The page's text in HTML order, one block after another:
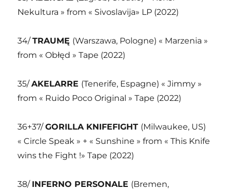
Nekultura » from « Sivoslavija» LP (2022)
34/TRAUMĘ (Warszawa, Pologne) « Marzenia »
from « Obłęd » Tape (2022)
35/AKELARRE (Tenerife, Espagne) « Jimmy »
from « Ruido Poco Original » Tape (2022)
36+37/GORILLA KNIFEFIGHT (Milwaukee, US)
« Circle Speak » + « Sunshine » from « This Knife
wins the Fight !» Tape (2022)
38/ INFERNO PERSONALE (Bremen,